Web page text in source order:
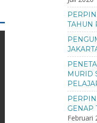
TAHUN
MURID
GENAP
Februari